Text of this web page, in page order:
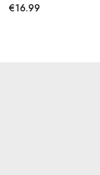
€16.99